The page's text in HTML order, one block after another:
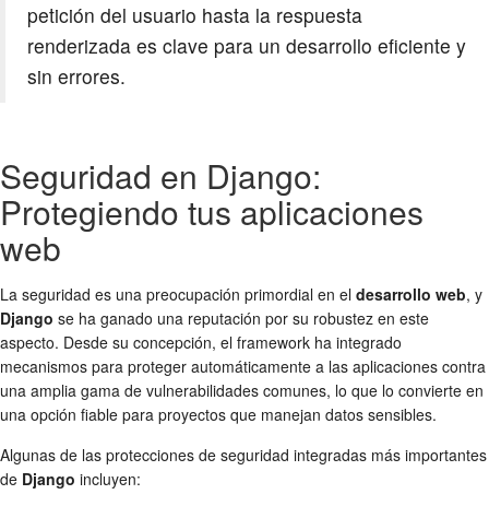
petición del usuario hasta la respuesta
renderizada es clave para un desarrollo eficiente y
sin errores.
Seguridad en Django:
Protegiendo tus aplicaciones
web
La seguridad es una preocupación primordial en el desarrollo web, y
Django se ha ganado una reputación por su robustez en este
aspecto. Desde su concepción, el framework ha integrado
mecanismos para proteger automáticamente a las aplicaciones contra
una amplia gama de vulnerabilidades comunes, lo que lo convierte en
una opción fiable para proyectos que manejan datos sensibles.
Algunas de las protecciones de seguridad integradas más importantes
de Django incluyen: